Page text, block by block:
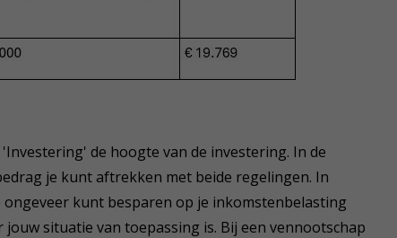
de hoogte van de investering. In de
je kunt aftrekken met beide regelingen. In
kunt besparen op je inkomstenbelasting
situatie van toepassing is. Bij een vennootschap